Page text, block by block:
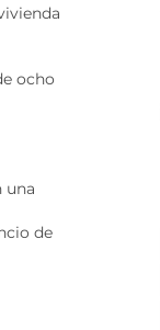
ocho
una
de